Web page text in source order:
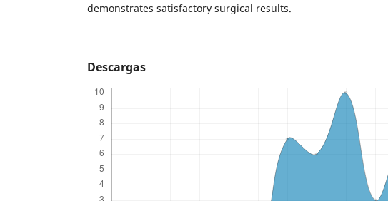
demonstrates satisfactory surgical results.
Descargas